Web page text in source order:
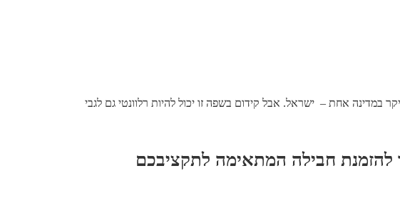
במדינה אחת – ישראל. אבל קידום בשפה זו יכול להיות רלוונטי גם לגבי
להזמנת חבילה המתאימה לתקציבכם